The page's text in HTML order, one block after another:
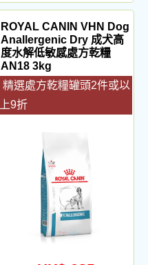
ROYAL CANIN VHN Dog
Anallergenic Dry 成犬高
度水解低敏感處方乾糧
AN18 3kg
精選處方乾糧罐頭2件或以
上9折